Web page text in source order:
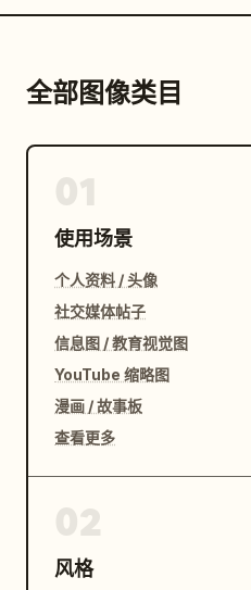
全部图像类目
使用场景
个人资料 / 头像
社交媒体帖子
信息图 / 教育视觉图
YouTube 缩略图
漫画 / 故事板
查看更多
风格